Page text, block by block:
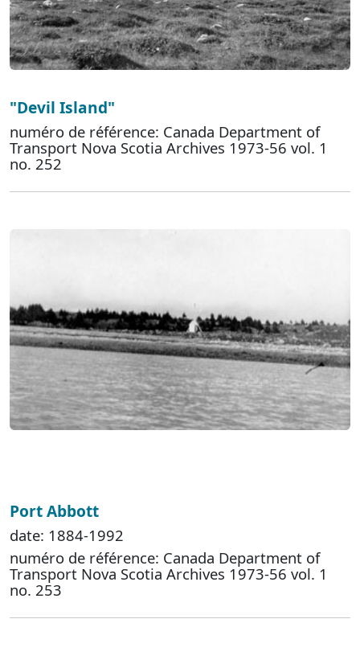
"Devil Island"
numéro de référence: Canada Department of
Transport Nova Scotia Archives 1973-56 vol. 1
no. 252
Port Abbott
date: 1884-1992
numéro de référence: Canada Department of
Transport Nova Scotia Archives 1973-56 vol. 1
no. 253